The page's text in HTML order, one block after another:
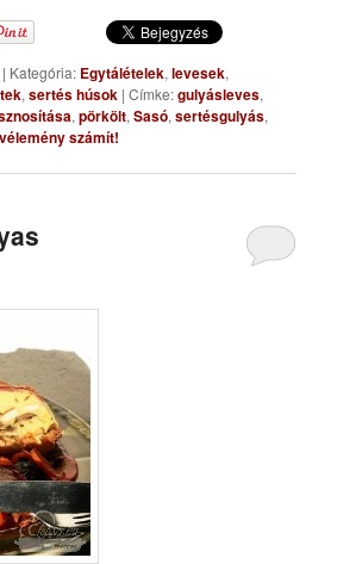
| Kategória: Egytálételek,levesek,
,sertés húsok |Címke:gulyásleves,
,pörkölt,Sasó,sertésgulyás,
számít!